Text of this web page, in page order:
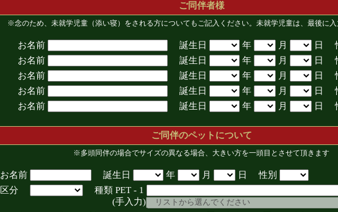
ご同伴者様
※念のため、未就学児童（添い寝）をされる方についてもご記入ください。未就学児童は、最後に入
お名前 誕生日 年 月
日
お名前
誕生日 年 月
日
お名前
誕生日 年 月
日
お名前
誕生日 年 月
日
お名前
誕生日 年 月 日
ご同伴のペットについて
※多頭同伴の場合でサイズの異なる場合、大きい方を一頭目とさせて頂きます
お名前 誕生日 年 月
日 性別
区分
種類 PET - 1
(手入力)